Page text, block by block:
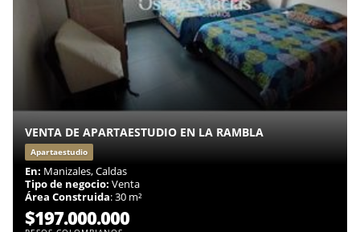
VENTA DE APARTAESTUDIO EN LA RAMBLA
Apartaestudio
En: Manizales, Caldas
Tipo de negocio: Venta
Área Construida: 30 m²
$197.000.000